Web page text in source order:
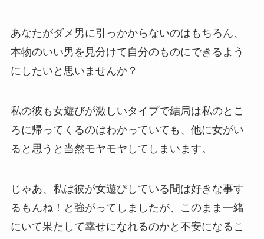
あなたがダメ男に引っかからないのはもちろん、
本物のいい男を見分けて自分のものにできるよう
にしたいと思いませんか？
私の彼も女遊びが激しいタイプで結局は私のとこ
ろに帰ってくるのはわかっていても、他に女がい
ると思うと当然モヤモヤしてしまいます。
じゃあ、私は彼が女遊びしている間は好きな事す
るもんね！と強がってしましたが、このまま一緒
にいて果たして幸せになれるのかと不安になるこ